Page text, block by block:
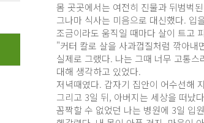
몸 곳곳에서는 여전히 진물과 뒤범벅
그나마 식사는 미음으로 대신했다. 입
조금이라도 움직일 때마다 살이 트고
"커터 칼로 살을 사과껍질처럼 깎아내
실제로 그랬다. 나는 그때 너무 고통
대해 생각하고 있었다.
저녁때였다. 갑자기 집안이 어수선해
그리고 3일 뒤, 아버지는 세상을 떠났
꼼짝할 수 없었던 나는 병원에 3일 입